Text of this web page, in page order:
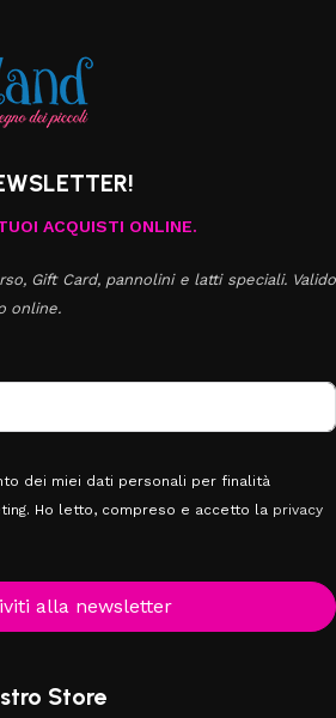
ACQUISTI ONLINE.
Gift Card, pannolini e latti speciali. Valido
online.
dei miei dati personali per finalità
Ho letto, compreso e accetto la privacy
alla newsletter
Store